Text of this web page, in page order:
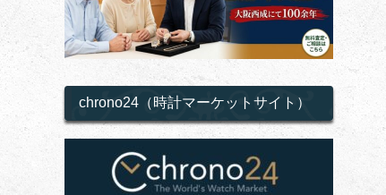
chrono24（時計マーケットサイト）